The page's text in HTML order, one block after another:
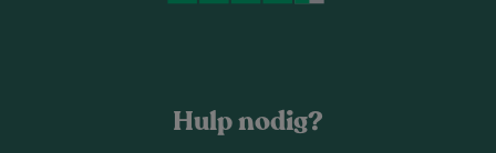
Hulp nodig?